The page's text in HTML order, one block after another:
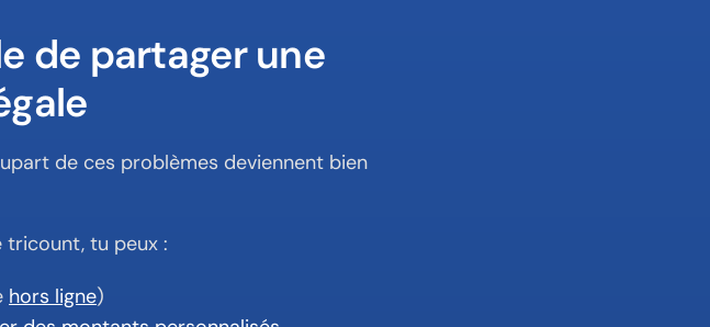
de partager une
de ces problèmes deviennent bien
tricount, tu peux :
hors ligne)